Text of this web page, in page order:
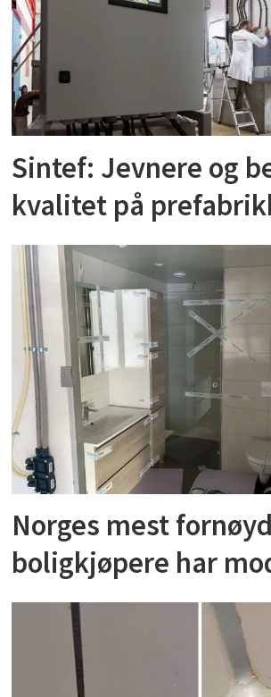
Sintef: Jevnere og
kvalitet på
Norges mest
boligkjøpere har